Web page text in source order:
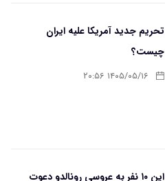
تحریم‌ جدید آمریکا علیه ایران
چیست؟
۱۴۰۵/۰۵/۱۶ ۲۰:۵۶
این ۱۰ نفر به عروسی رونالدو دعوت